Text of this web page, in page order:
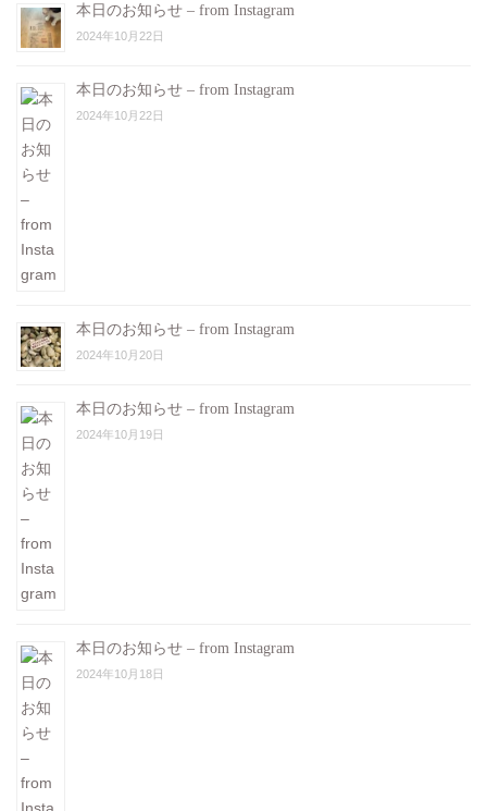
本日のお知らせ – from Instagram
2024年10月22日
本日のお知らせ – from Instagram
2024年10月22日
本日のお知らせ – from Instagram
2024年10月20日
本日のお知らせ – from Instagram
2024年10月19日
本日のお知らせ – from Instagram
2024年10月18日